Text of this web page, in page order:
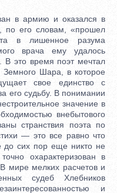
в армию и оказался в
по его словам, «прошел
в лишенное разума
врача ему удалось
В это время поэт мечтал
Земного Шара, в которое
свое единство с
его судьбу. В понимании
значение в
внебытового
странствия поэта по
— это все равно что
до сих пор еще никто не
охарактеризован в
мире мелких расчетов и
судеб Хлебников
и